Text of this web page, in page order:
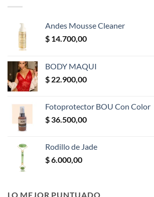
Andes Mousse Cleaner
$ 14.700,00
BODY MAQUI
$ 22.900,00
Fotoprotector BOU Con Color
$ 36.500,00
Rodillo de Jade
$6.000,00
LO MEJOR PUNTUADO